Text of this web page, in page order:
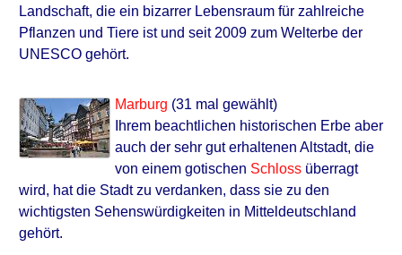
Landschaft, die ein bizarrer Lebensraum für zahlreiche
Pflanzen und Tiere ist und seit 2009 zum Welterbe der
UNESCO gehört.
Marburg (31 mal gewählt)
Ihrem beachtlichen historischen Erbe aber
auch der sehr gut erhaltenen Altstadt, die
von einem gotischen Schloss überragt
wird, hat die Stadt zu verdanken, dass sie zu den
wichtigsten Sehenswürdigkeiten in Mitteldeutschland
gehört.